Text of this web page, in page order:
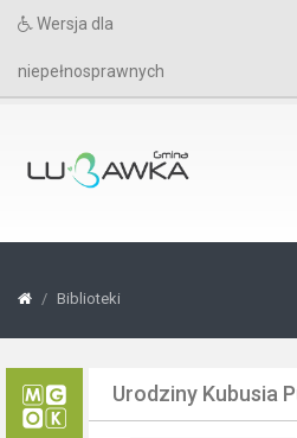
Wersja dla
niepełnosprawnych
Biblioteki
Urodziny Kubusia